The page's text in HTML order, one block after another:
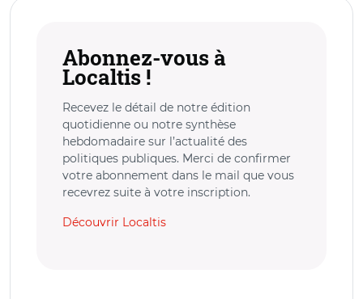
Abonnez-vous à
Localtis !
Recevez le détail de notre édition
quotidienne ou notre synthèse
hebdomadaire sur l’actualité des
politiques publiques. Merci de confirmer
votre abonnement dans le mail que vous
recevrez suite à votre inscription.
Découvrir Localtis